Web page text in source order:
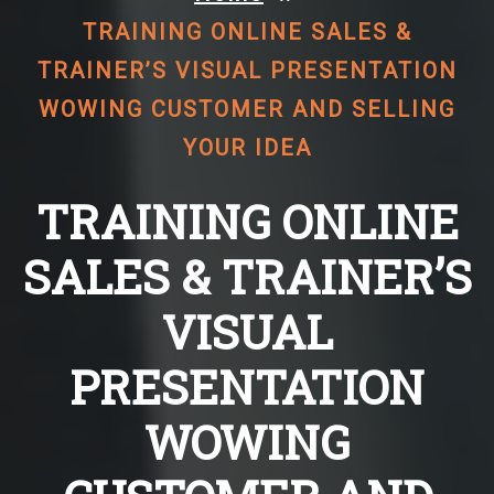
TRAINING ONLINE SALES &
TRAINER’S VISUAL PRESENTATION
WOWING CUSTOMER AND SELLING
YOUR IDEA
TRAINING ONLINE
SALES & TRAINER’S
VISUAL
PRESENTATION
WOWING